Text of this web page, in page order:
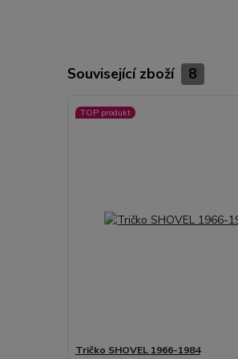
Související zboží 8
TOP produkt
Tričko SHOVEL 1966-1984